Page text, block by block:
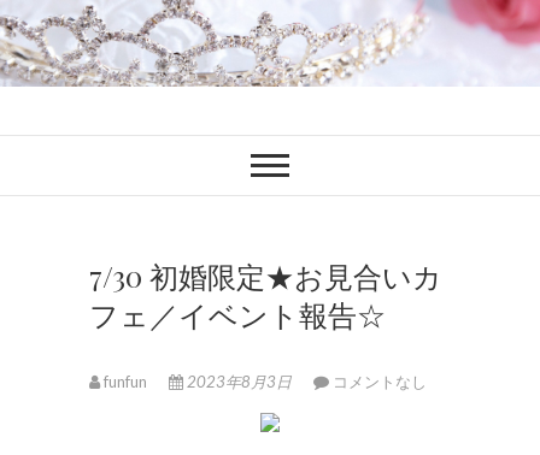
ファンブロ
7/30 初婚限定★お見合いカ
フェ／イベント報告☆
funfun 2023年8月3日 コメントなし